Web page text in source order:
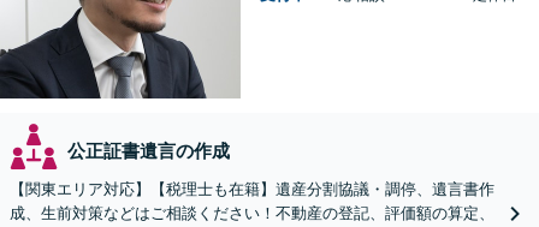
公正証書遺言の作成
【関東エリア対応】【税理士も在籍】遺産分割協議・調停、遺言書作
成、生前対策などはご相談ください！不動産の登記、評価額の算定、